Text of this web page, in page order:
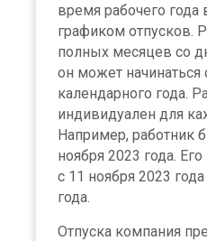
время рабочего года
графиком отпусков.
полных месяцев со
он может начинаться
календарного года.
индивидуален для
Например, работник
ноября 2023 года.
с 11 ноября 2023
года.
Отпуска компания